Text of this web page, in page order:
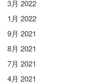
3月 2022
1月 2022
9月 2021
8月 2021
7月 2021
4月 2021